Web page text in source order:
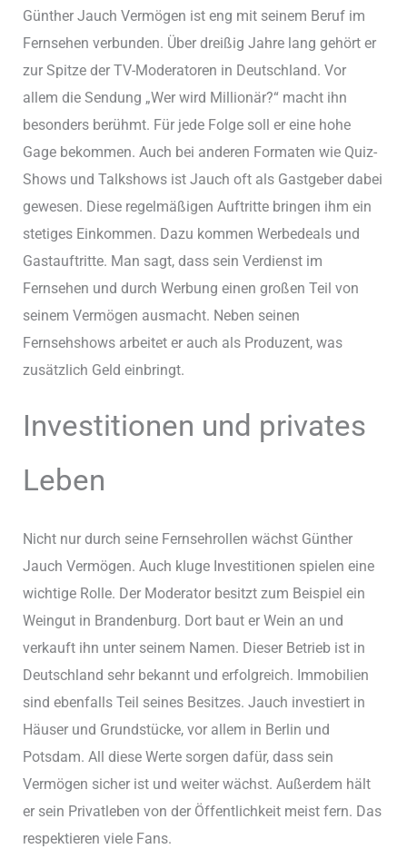
Günther Jauch Vermögen ist eng mit seinem Beruf im
Fernsehen verbunden. Über dreißig Jahre lang gehört er
zur Spitze der TV-Moderatoren in Deutschland. Vor
allem die Sendung „Wer wird Millionär?“ macht ihn
besonders berühmt. Für jede Folge soll er eine hohe
Gage bekommen. Auch bei anderen Formaten wie Quiz-
Shows und Talkshows ist Jauch oft als Gastgeber dabei
gewesen. Diese regelmäßigen Auftritte bringen ihm ein
stetiges Einkommen. Dazu kommen Werbedeals und
Gastauftritte. Man sagt, dass sein Verdienst im
Fernsehen und durch Werbung einen großen Teil von
seinem Vermögen ausmacht. Neben seinen
Fernsehshows arbeitet er auch als Produzent, was
zusätzlich Geld einbringt.
Investitionen und privates
Leben
Nicht nur durch seine Fernsehrollen wächst Günther
Jauch Vermögen. Auch kluge Investitionen spielen eine
wichtige Rolle. Der Moderator besitzt zum Beispiel ein
Weingut in Brandenburg. Dort baut er Wein an und
verkauft ihn unter seinem Namen. Dieser Betrieb ist in
Deutschland sehr bekannt und erfolgreich. Immobilien
sind ebenfalls Teil seines Besitzes. Jauch investiert in
Häuser und Grundstücke, vor allem in Berlin und
Potsdam. All diese Werte sorgen dafür, dass sein
Vermögen sicher ist und weiter wächst. Außerdem hält
er sein Privatleben von der Öffentlichkeit meist fern. Das
respektieren viele Fans.